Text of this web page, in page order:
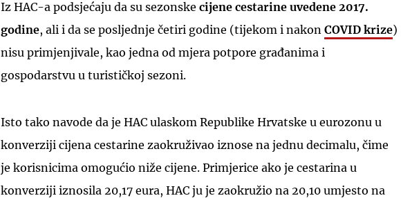
Iz HAC-a podsjećaju da su sezonske cijene cestarine uvedene 2017.
godine, ali i da se posljednje četiri godine (tijekom i nakon COVID krize)
nisu primjenjivale, kao jedna od mjera potpore građanima i
gospodarstvu u turističkoj sezoni.
Isto tako navode da je HAC ulaskom Republike Hrvatske u eurozonu u
konverziji cijena cestarine zaokruživao iznose na jednu decimalu, čime
je korisnicima omogućio niže cijene. Primjerice ako je cestarina u
konverziji iznosila 20,17 eura, HAC ju je zaokružio na 20,10 umjesto na
UKLJUČITE NOTIFIKACIJE